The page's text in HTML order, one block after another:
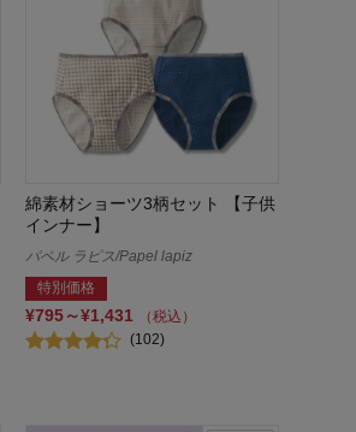
綿素材ショーツ3柄セット 【子供
インナー】
パペル ラピス/Papel lapiz
特別価格
¥795～¥1,431
（税込）
(102)